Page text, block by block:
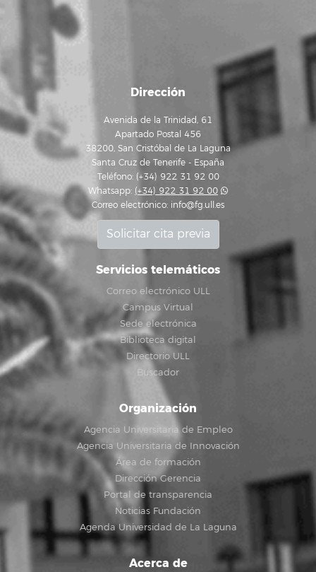
Dirección
Avenida de la Trinidad, 61
Apartado Postal 456
38200, San Cristóbal de La Laguna
Santa Cruz de Tenerife - España
Teléfono: (+34) 922 31 92 00
Whatsapp: (+34) 922 31 92 00
Correo electrónico: info@fg.ull.es
Solicitar cita previa
Servicios telemáticos
Correo electrónico ULL
Campus Virtual
Sede electrónica
Biblioteca digital
Directorio ULL
Buscador
Organización
Agencia Universitaria de Empleo
Agencia Universitaria de Innovación
Área de formación
Dirección Gerencia
Portal de transparencia
Noticias Fundación
Agenda Universidad de La Laguna
Acerca de